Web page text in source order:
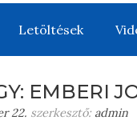
Letöltések
EMBERI
22. szerkesztő: admin